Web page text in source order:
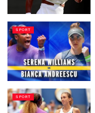
SPORT
SPORT